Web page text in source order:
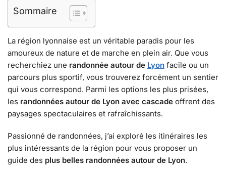
Sommaire
La région lyonnaise est un véritable paradis pour les
amoureux de nature et de marche en plein air. Que vous
recherchiez une randonnée autour de Lyon facile ou un
parcours plus sportif, vous trouverez forcément un sentier
qui vous correspond. Parmi les options les plus prisées,
les randonnées autour de Lyon avec cascade offrent des
paysages spectaculaires et rafraîchissants.
Passionné de randonnées, j’ai exploré les itinéraires les
plus intéressants de la région pour vous proposer un
guide des plus belles randonnées autour de Lyon.